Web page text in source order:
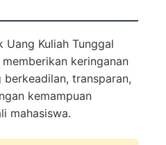
Uang Kuliah Tunggal
keringanan
transparan,
kemampuan
mahasiswa.